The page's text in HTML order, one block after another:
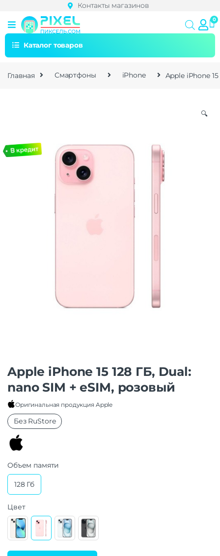
Контакты магазинов
Каталог товаров
Главная Смартфоны iPhone Apple iPhone
🔍
Apple iPhone 15 128 ГБ, Dual:
nano SIM + eSIM, розовый
Оригинальная продукция Apple
Без RuStore
Объем памяти
128 Гб
Цвет